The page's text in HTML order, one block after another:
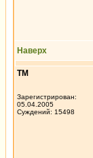
Наверх
ТМ
Зарегистрирован:
05.04.2005
Суждений: 15498